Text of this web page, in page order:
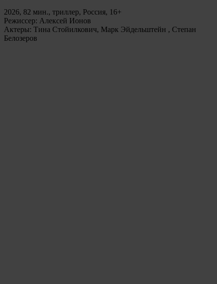
2026, 82 мин., триллер, Россия, 16+
Режиссер: Алексей Ионов
Актеры: Тина Стойилкович, Марк Эйдельштейн , Степан
Белозеров